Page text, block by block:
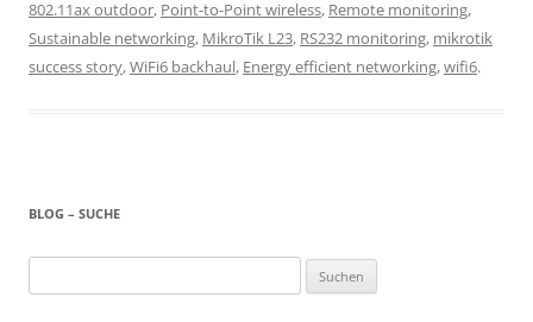
802.11ax outdoor, Point-to-Point wireless, Remote monitoring,
Sustainable networking, MikroTik L23, RS232 monitoring, mikrotik
success story,WiFi6 backhaul, Energy efficient networking,wifi6.
BLOG – SUCHE
nach: